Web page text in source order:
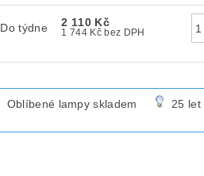
Do týdne 2 110 Kč
1 744 Kč bez DPH
Oblíbené lampy skladem 25 let